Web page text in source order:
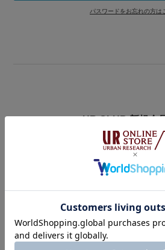
パスワードをお忘れの方は
UR CLUB 新規会
アーバンリサーチオンラインスト
オンラインストア・店舗共通会員サービス「
す。
※UR CLUB会員サイトへ移動